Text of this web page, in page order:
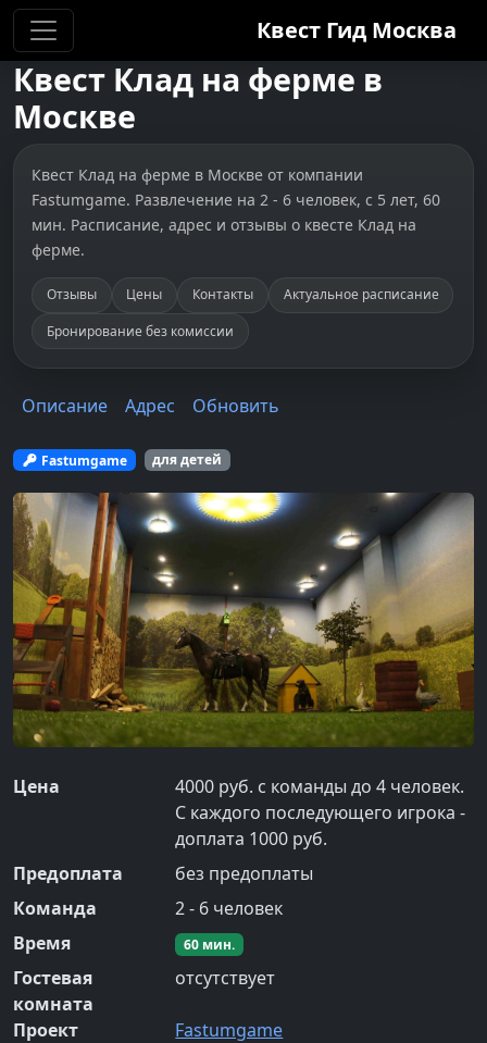
Квест Гид Москва
Квест Клад на ферме в
Москве
Квест Клад на ферме в Москве от компании
Fastumgame. Развлечение на 2 - 6 человек, с 5 лет, 60
мин. Расписание, адрес и отзывы о квесте Клад на
ферме.
Отзывы Цены Контакты
Актуальное расписание
Бронирование без комиссии
Описание Адрес Обновить
Fastumgame для детей
Цена
4000 руб. с команды до 4 человек.
С каждого последующего игрока -
доплата 1000 руб.
Предоплата
без предоплаты
Команда
2- 6 человек
Время
60 мин.
Гостевая
комната
отсутствует
Проект
Fastumgame